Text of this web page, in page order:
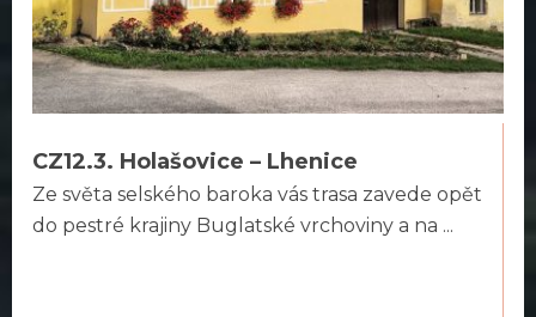
CZ12.3. Holašovice – Lhenice
Ze světa selského baroka vás trasa zavede opět
do pestré krajiny Buglatské vrchoviny a na ...